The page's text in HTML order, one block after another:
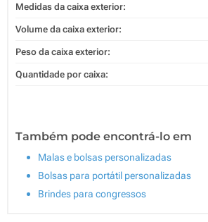
Medidas da caixa exterior:
Volume da caixa exterior:
Peso da caixa exterior:
Quantidade por caixa:
Também pode encontrá-lo em
Malas e bolsas personalizadas
Bolsas para portátil personalizadas
Brindes para congressos